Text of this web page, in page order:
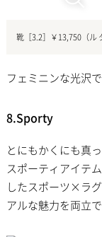
靴［3.2］￥13,750（ル
フェミニンな光沢
8.Sporty
とにもかくにも真
スポーティアイテ
したスポーツ×ラ
アルな魅力を両立